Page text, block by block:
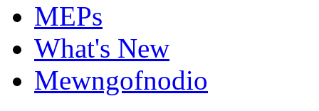
MEPs
What's New
Mewngofnodio